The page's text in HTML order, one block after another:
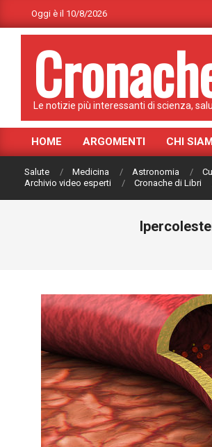
to
Oggi è il 10/8/2026
Le notizie più interessanti di scienza,
Primary
Navigation
Menu
HOME ARGOMENTI CHI
Salute Medicina Astronomia
Archivio video esperti
Cronache di Libri